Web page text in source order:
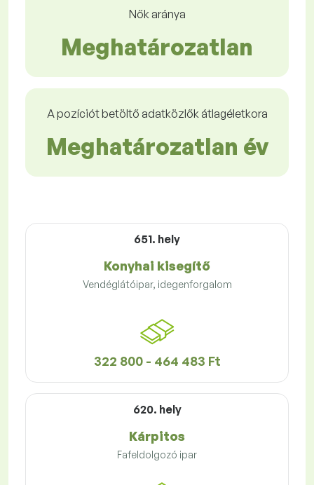
Nők aránya
Meghatározatlan
A pozíciót betöltő adatközlők átlagéletkora
Meghatározatlan év
651. hely
Konyhai kisegítő
Vendéglátóipar, idegenforgalom
322 800 - 464 483 Ft
620. hely
Kárpitos
Fafeldolgozó ipar